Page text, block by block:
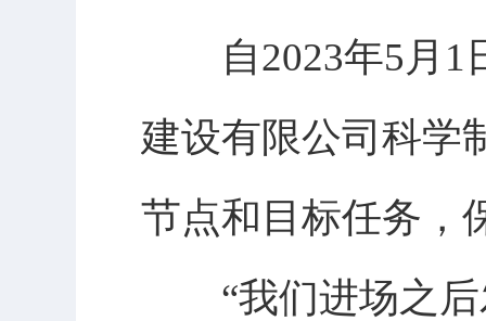
自2023年5月1
建设有限公司科学
节点和目标任务，
“我们进场之后